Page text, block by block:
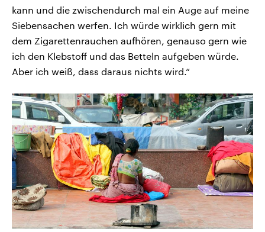
kann und die zwischendurch mal ein Auge auf meine
Siebensachen werfen. Ich würde wirklich gern mit
dem Zigarettenrauchen aufhören, genauso gern wie
ich den Klebstoff und das Betteln aufgeben würde.
Aber ich weiß, dass daraus nichts wird.“